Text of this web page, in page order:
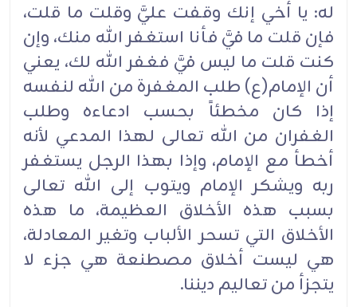
له: يا أخي إنك وقفت عليَّ وقلت ما قلت،
فإن قلت ما فيَّ فأنا استغفر الله منك، وإن
كنت قلت ما ليس فيَّ فغفر الله لك، يعني
أن الإمام(ع) طلب المغفرة من الله لنفسه
إذا كان مخطئاً بحسب ادعاءه وطلب
الغفران من الله تعالى لهذا المدعي لأنه
أخطأ مع الإمام، وإذا بهذا الرجل يستغفر
ربه ويشكر الإمام ويتوب إلى الله تعالى
بسبب هذه الأخلاق العظيمة، ما هذه
الأخلاق التي تسحر الألباب وتغير المعادلة،
هي ليست أخلاق مصطنعة هي جزء لا
يتجزأ من تعاليم ديننا.‏